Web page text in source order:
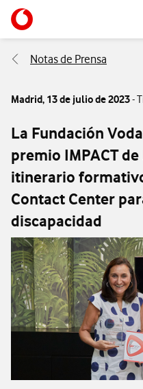
Ir a la pagina principal de
Notas de Prensa
Madrid, 13 de julio de 2023-
La Fundación
premio IMPACT de
itinerario
Contact Center
discapacidad